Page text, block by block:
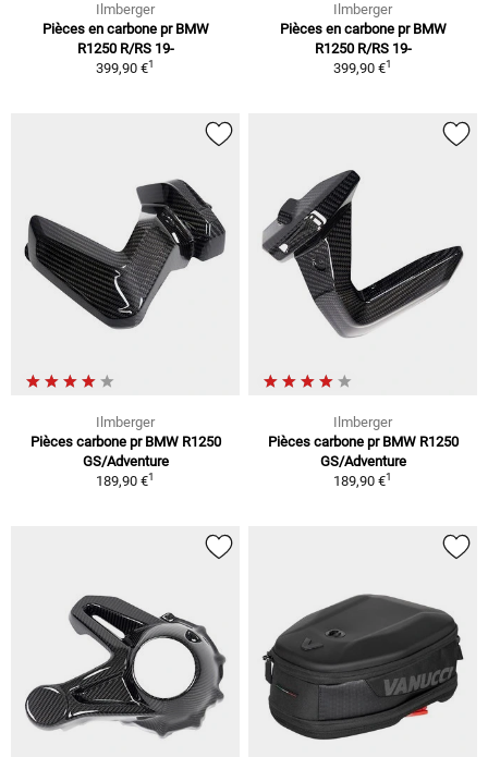
Ilmberger
Pièces en carbone pr BMW
R1250 R/RS 19-
399,90 €1
Ilmberger
Pièces en carbone pr BMW
R1250 R/RS 19-
399,90 €1
Ilmberger
Pièces carbone pr BMW R1250
GS/Adventure
189,90 €1
Ilmberger
Pièces carbone pr BMW R1250
GS/Adventure
189,90 €1